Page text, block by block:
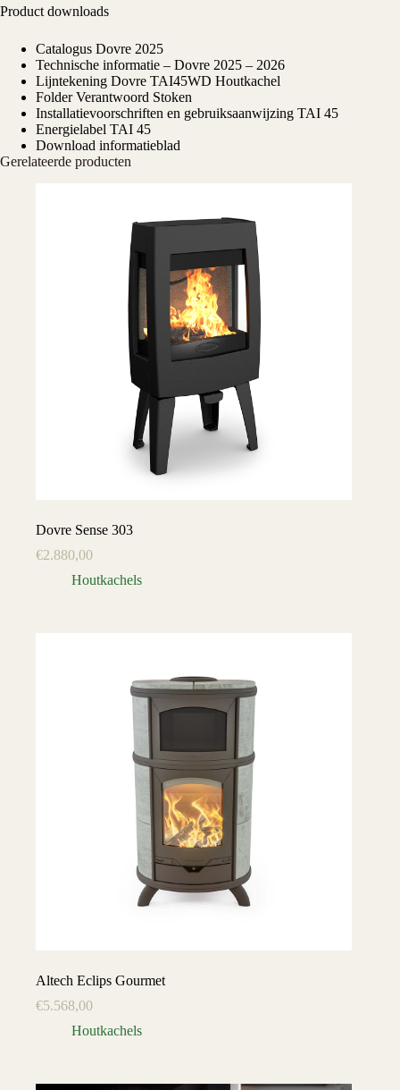
Product downloads
Catalogus Dovre 2025
Technische informatie – Dovre 2025 – 2026
Lijntekening Dovre TAI45WD Houtkachel
Folder Verantwoord Stoken
Installatievoorschriften en gebruiksaanwijzing TAI 45
Energielabel TAI 45
Download informatieblad
Gerelateerde producten
Dovre Sense 303
€2.880,00
Houtkachels
Altech Eclips Gourmet
€5.568,00
Houtkachels